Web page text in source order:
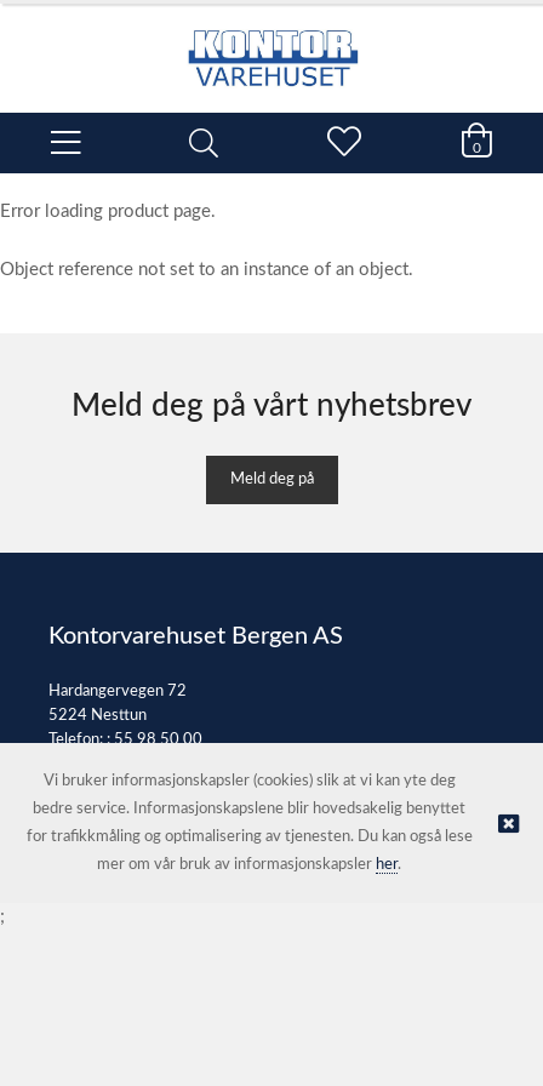
0
Error loading product page.
Object reference not set to an instance of an object.
Meld deg på vårt nyhetsbrev
Meld deg på
Kontorvarehuset Bergen AS
Hardangervegen 72
5224 Nesttun
Telefon: :55 98 50 00
© Kontorvarehuset Bergen AS |Nettbutikk levert av Kréatif
Vi bruker informasjonskapsler (cookies) slik at vi kan yte deg
bedre service. Informasjonskapslene blir hovedsakelig benyttet
for trafikkmåling og optimalisering av tjenesten. Du kan også lese
mer om vår bruk av informasjonskapsler her.
;